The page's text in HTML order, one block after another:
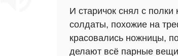
И старичок снял с
солдаты, похожие на
красовались ножницы,
делают всё парные